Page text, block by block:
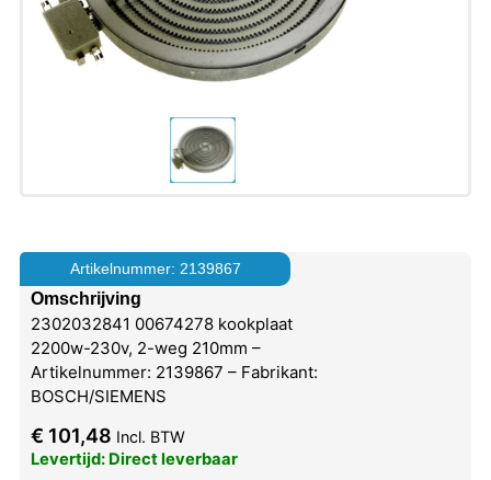
Artikelnummer: 2139867
Omschrijving
2302032841 00674278 kookplaat
2200w-230v, 2-weg 210mm –
Artikelnummer: 2139867 – Fabrikant:
BOSCH/SIEMENS
€ 101,48 Incl. BTW
Levertijd: Direct leverbaar